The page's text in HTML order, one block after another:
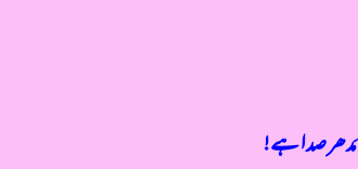
صدا ہے!